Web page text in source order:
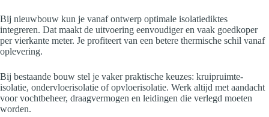
Bij nieuwbouw kun je vanaf ontwerp optimale isolatiediktes
integreren. Dat maakt de uitvoering eenvoudiger en vaak goedkoper
per vierkante meter. Je profiteert van een betere thermische schil vanaf
oplevering.
Bij bestaande bouw stel je vaker praktische keuzes: kruipruimte-
isolatie, ondervloerisolatie of opvloerisolatie. Werk altijd met aandacht
voor vochtbeheer, draagvermogen en leidingen die verlegd moeten
worden.